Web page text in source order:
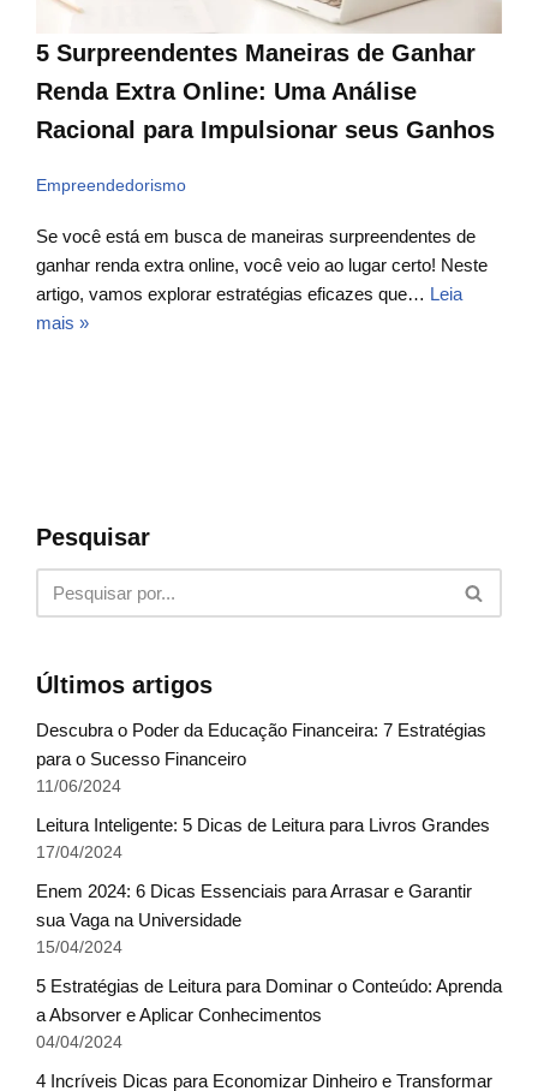
5 Surpreendentes Maneiras de Ganhar
Renda Extra Online: Uma Análise
Racional para Impulsionar seus Ganhos
Empreendedorismo
Se você está em busca de maneiras surpreendentes de
ganhar renda extra online, você veio ao lugar certo! Neste
artigo, vamos explorar estratégias eficazes que… Leia
mais »
Pesquisar
Últimos artigos
Descubra o Poder da Educação Financeira: 7 Estratégias
para o Sucesso Financeiro
11/06/2024
Leitura Inteligente: 5 Dicas de Leitura para Livros Grandes
17/04/2024
Enem 2024: 6 Dicas Essenciais para Arrasar e Garantir
sua Vaga na Universidade
15/04/2024
5 Estratégias de Leitura para Dominar o Conteúdo: Aprenda
a Absorver e Aplicar Conhecimentos
04/04/2024
4 Incríveis Dicas para Economizar Dinheiro e Transformar